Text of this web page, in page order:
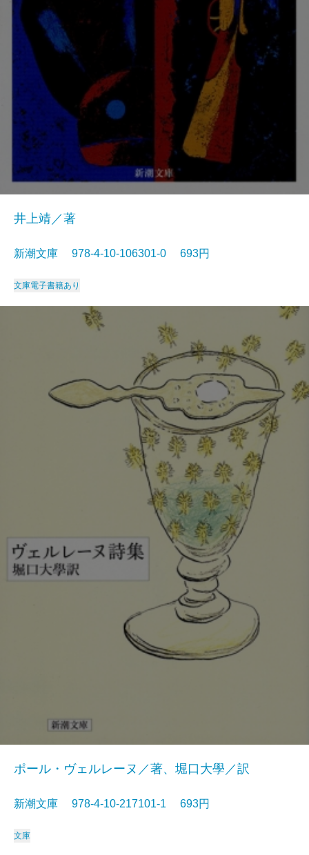
井上靖／著
新潮文庫 978-4-10-106301-0 693円
文庫電子書籍あり
ポール・ヴェルレーヌ／著、堀口大學／訳
新潮文庫 978-4-10-217101-1 693円
文庫